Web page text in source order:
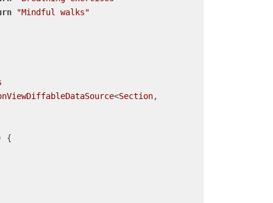
"Mindful walks"
<Section
{